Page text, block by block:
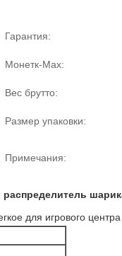
Гарантия:
Монетк-Мах:
Вес брутто:
Размер упаковки:
Примечания:
для игрового центра